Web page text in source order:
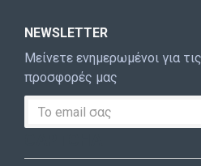
NEWSLETTER
Μείνετε ενημερωμένοι για
προσφορές μας